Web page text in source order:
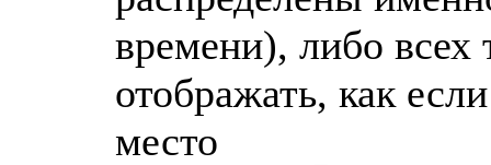
времени), либо всех
отображать, как
место